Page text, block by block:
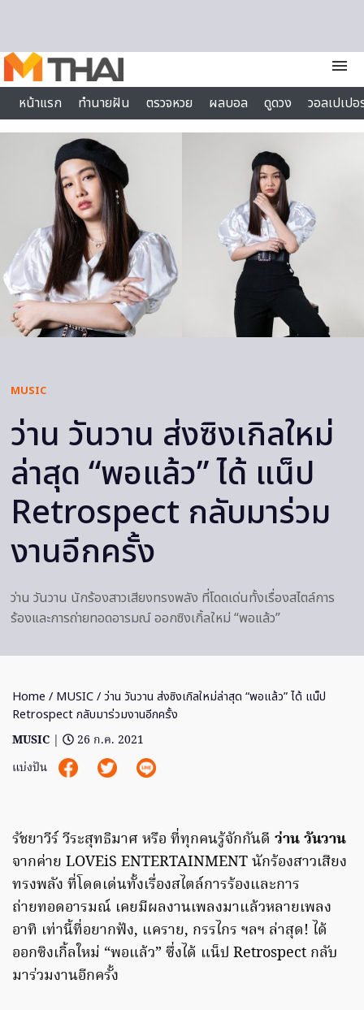
menu
หน้าแรก
ทำนายฝัน ตรวจหวย ผลบอล ดูดวง
วอลเปเป
ไลฟ์สไตล์
MUSIC
ว่าน วันวาน ส่งซิงเกิลใหม่
ล่าสุด “พอแล้ว” ได้ แน็ป
Retrospect กลับมาร่วม
งานอีกครั้ง
ว่าน วันวาน นักร้องสาวเสียงทรงพลัง ที่โดดเด่นทั้งเรื่องสไตล์การ
ร้องและการถ่ายทอดอารมณ์ ออกซิงเกิ้ลใหม่ “พอแล้ว”
Home / MUSIC/ ว่าน วันวาน ส่งซิงเกิลใหม่ล่าสุด “พอแล้ว” ได้ แน็ป
Retrospect กลับมาร่วมงานอีกครั้ง
MUSIC |
26 ก.ค. 2021
แบ่งปัน
รัชยาวีร์ วีระสุทธิมาศ หรือ ที่ทุกคนรู้จักกันดี ว่าน วันวาน
จากค่าย LOVEiS ENTERTAINMENT นักร้องสาวเสียง
ทรงพลัง ที่โดดเด่นทั้งเรื่องสไตล์การร้องและการ
ถ่ายทอดอารมณ์ เคยมีผลงานเพลงมาแล้วหลายเพลง
อาทิ เท่านี้ที่อยากฟัง, แคราย, กรรไกร ฯลฯ ล่าสุด! ได้
ออกซิงเกิ้ลใหม่ “พอแล้ว” ซึ่งได้ แน็ป Retrospect กลับ
มาร่วมงานอีกครั้ง